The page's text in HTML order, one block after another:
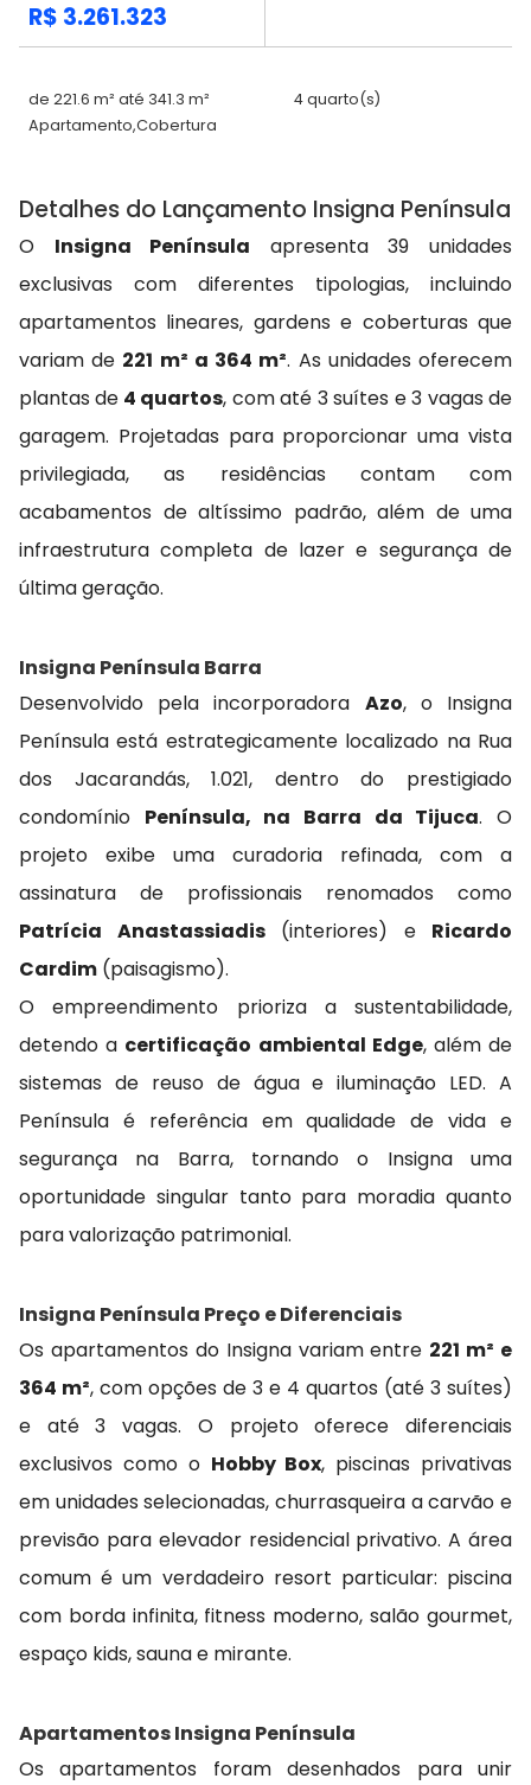
R$ 3.261.323
de 221.6 m² até 341.3 m²
4 quarto(s)
Apartamento,Cobertura
Detalhes do Lançamento Insigna Península
O Insigna Península apresenta 39 unidades
exclusivas com diferentes tipologias, incluindo
apartamentos lineares, gardens e coberturas que
variam de 221 m² a 364 m². As unidades oferecem
plantas de 4 quartos, com até 3 suítes e 3 vagas de
garagem. Projetadas para proporcionar uma vista
privilegiada, as residências contam com
acabamentos de altíssimo padrão, além de uma
infraestrutura completa de lazer e segurança de
última geração.
Insigna Península Barra
Desenvolvido pela incorporadora Azo, o Insigna
Península está estrategicamente localizado na Rua
dos Jacarandás, 1.021, dentro do prestigiado
condomínio Península, na Barra da Tijuca. O
projeto exibe uma curadoria refinada, com a
assinatura de profissionais renomados como
Patrícia Anastassiadis(interiores) e Ricardo
Cardim (paisagismo).
O empreendimento prioriza a sustentabilidade,
detendo a certificação ambiental Edge, além de
sistemas de reuso de água e iluminação LED. A
Península é referência em qualidade de vida e
segurança na Barra, tornando o Insigna uma
oportunidade singular tanto para moradia quanto
para valorização patrimonial.
Insigna Península Preço e Diferenciais
Os apartamentos do Insigna variam entre 221 m² e
364 m², com opções de 3 e 4 quartos (até 3 suítes)
e até 3 vagas. O projeto oferece diferenciais
exclusivos como o Hobby Box, piscinas privativas
em unidades selecionadas, churrasqueira a carvão e
previsão para elevador residencial privativo. A área
comum é um verdadeiro resort particular: piscina
com borda infinita, fitness moderno, salão gourmet,
espaço kids, sauna e mirante.
Apartamentos Insigna Península
Os apartamentos foram desenhados para unir